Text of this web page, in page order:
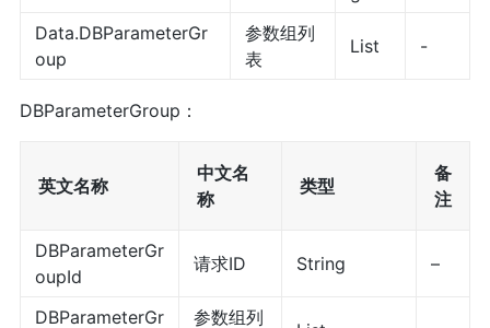
Data.DBParameterGr
oup
参数组列
表
List -
DBParameterGroup：
英文名称
中文名
称
类型
备
注
DBParameterGr
oupId
请求ID String –
DBParameterGr 参数组列